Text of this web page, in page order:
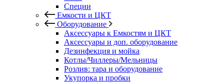
Специи
Емкости и ЦКТ
Оборудование
Аксессуары к Емкостям и ЦКТ
Аксессуары и доп. оборудование
Дезинфекция и мойка
Котлы/Чиллеры/Мельницы
Розлив: тара и оборудование
Укупорка и пробки